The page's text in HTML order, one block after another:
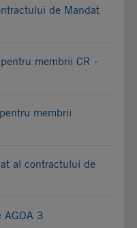
de Mandat
membrii CR -
membrii
al contractului de
AGOA 3